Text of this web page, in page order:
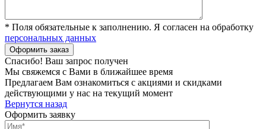
* Поля обязательные к заполнению. Я согласен на обработку
персональных данных
Спасибо! Ваш запрос получен
Мы свяжемся с Вами в ближайшее время
Предлагаем Вам ознакомиться с акциями и скидками
действующими у нас на текущий момент
Вернутся назад
Оформить заявку